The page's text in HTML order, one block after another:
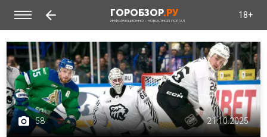
ГОРОБЗОР.РУ
ИНФОРМАЦИОННО - НОВОСТНОЙ ПОРТАЛ
18+
58 21.10.2025